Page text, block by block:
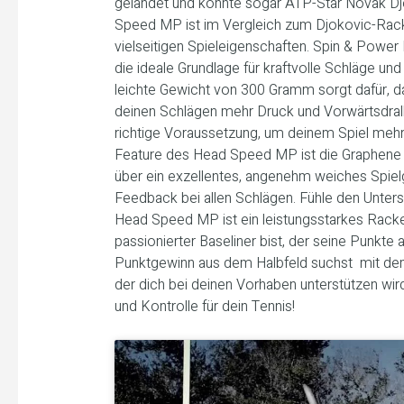
Speed MP ist im Vergleich zum Djokovic-
vielseitigen Spieleigenschaften. Spin &
die ideale Grundlage für kraftvolle Schläge
leichte Gewicht von 300 Gramm sorgt dafür,
deinen Schlägen mehr Druck und
richtige Voraussetzung, um deinem Spiel
Feature des Head Speed MP ist die
über ein exzellentes, angenehm weiches
Feedback bei allen Schlägen. Fühle den
Head Speed MP ist ein leistungsstarkes
passionierter Baseliner bist, der seine Punkte
Punktgewinn aus dem Halbfeld suchst  mit
der dich bei deinen Vorhaben unterstützen
und Kontrolle für dein Tennis!